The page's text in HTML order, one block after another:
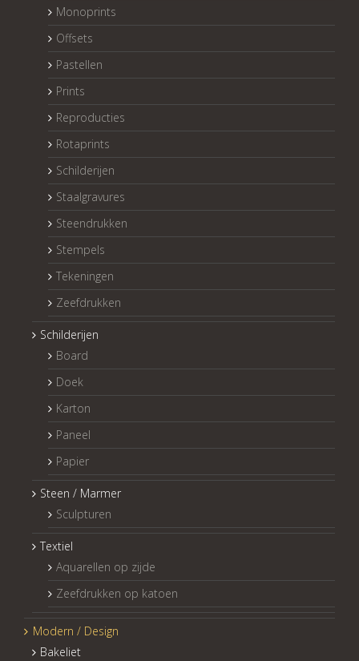
Monoprints
Offsets
Pastellen
Prints
Reproducties
Rotaprints
Schilderijen
Staalgravures
Steendrukken
Stempels
Tekeningen
Zeefdrukken
Schilderijen
Board
Doek
Karton
Paneel
Papier
Steen / Marmer
Sculpturen
Textiel
Aquarellen op zijde
Zeefdrukken op katoen
Modern / Design
Bakeliet